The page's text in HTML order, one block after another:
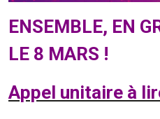
ENSEMBLE, EN
LE 8 MARS !
Appel unitaire à